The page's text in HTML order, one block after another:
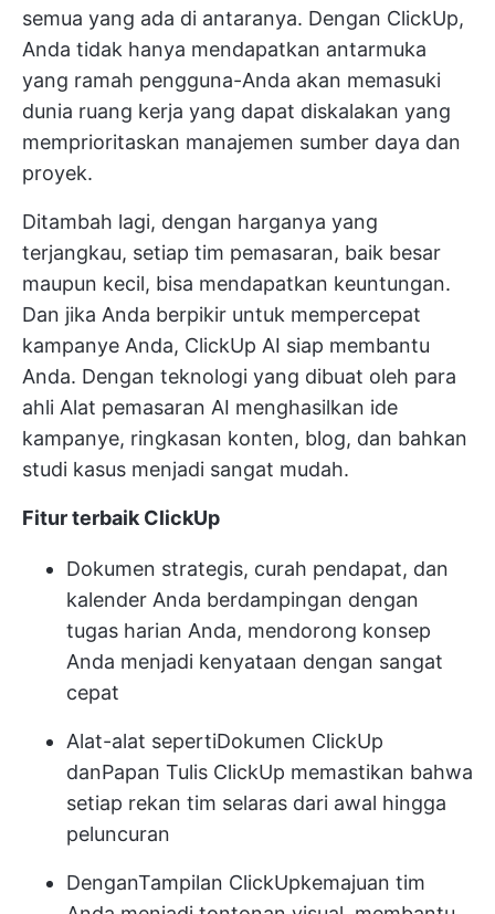
semua yang ada di antaranya. Dengan ClickUp,
Anda tidak hanya mendapatkan antarmuka
yang ramah pengguna-Anda akan memasuki
dunia ruang kerja yang dapat diskalakan yang
memprioritaskan manajemen sumber daya dan
proyek.
Ditambah lagi, dengan harganya yang
terjangkau, setiap tim pemasaran, baik besar
maupun kecil, bisa mendapatkan keuntungan.
Dan jika Anda berpikir untuk mempercepat
kampanye Anda, ClickUp AI siap membantu
Anda. Dengan teknologi yang dibuat oleh para
ahli Alat pemasaran AI menghasilkan ide
kampanye, ringkasan konten, blog, dan bahkan
studi kasus menjadi sangat mudah.
Fitur terbaik ClickUp
Dokumen strategis, curah pendapat, dan
kalender Anda berdampingan dengan
tugas harian Anda, mendorong konsep
Anda menjadi kenyataan dengan sangat
cepat
Alat-alat sepertiDokumen ClickUp
danPapan Tulis ClickUp memastikan bahwa
setiap rekan tim selaras dari awal hingga
peluncuran
DenganTampilan ClickUpkemajuan tim